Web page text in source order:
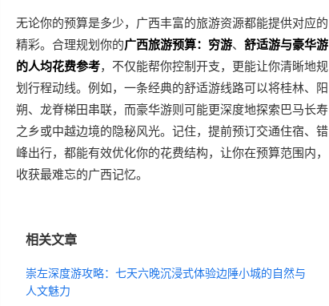
无论你的预算是多少，广西丰富的旅游资源都能提供对应的
精彩。合理规划你的广西旅游预算：穷游、 舒适游与豪华游
的人均花费参考，不仅能帮你控制开支，更能让你清晰地规
划行程动线。例如，一条经典的舒适游线路可以将桂林、阳
朔、龙脊梯田串联，而豪华游则可能更深度地探索巴马长寿
之乡或中越边境的隐秘风光。记住，提前预订交通住宿、错
峰出行，都能有效优化你的花费结构，让你在预算范围内，
收获最难忘的广西记忆。
相关文章
崇左深度游攻略：七天六晚沉浸式体验边陲小城的自然与
人文魅力